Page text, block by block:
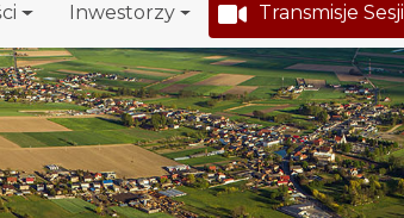
Inwestorzy Transmisje Sesji